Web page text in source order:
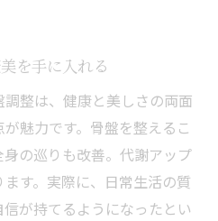
を手に入れる
整は、健康と美しさの両面
魅力です。骨盤を整えるこ
の巡りも改善。代謝アップ
す。実際に、日常生活の質
が持てるようになったとい